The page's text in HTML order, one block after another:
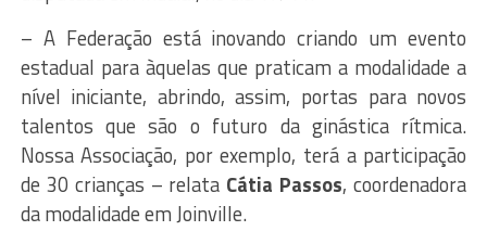
– A Federação está inovando criando um evento
estadual para àquelas que praticam a modalidade a
nível iniciante, abrindo, assim, portas para novos
talentos que são o futuro da ginástica rítmica.
Nossa Associação, por exemplo, terá a participação
de 30 crianças – relata Cátia Passos, coordenadora
da modalidade em Joinville.